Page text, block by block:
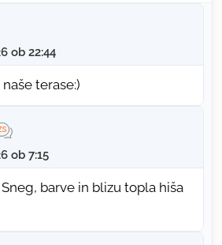
ob 22:44
terase:)
ob 7:15
barve in blizu topla hiša